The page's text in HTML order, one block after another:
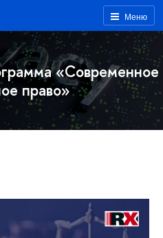
Меню
«Современное
право»